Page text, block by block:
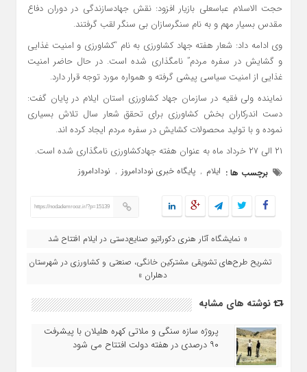
حجت الاسلام عباسعلی بازیار افزود: نقش جهادسازندگی در دوران دفاع
مقدس بسیار مهم و به نام سنگرسازان بی سنگر لقب گرفتند.
وی ادامه داد: شعار هفته جهاد کشاورزی به نام “کشاورزی و امنیت غذایی
و گشایش در سفره مردم” نامگذاری شده است. در حال حاضر امنیت
غذایی از امنیت سیاسی پیشی گرفته و همواره مورد توجه قرار دارد.
نماینده ولی فقیه در سازمان جهاد کشاورزی استان ایلام در پایان گفت:
دست اندرکاران بخش کشاورزی برای تحقق شعار سال تلاش بسیاری
نموده و با تولید محصولات کشایش در سفره مردم ایجاد کرده اند.
۲۱ الی ۲۷ خرداد ماه به عنوان هفته جهادکشاورزی نامگذاری شده است.
برچسب ها : ایلام , پایگاه خبری نودادامروز , نودادامروز
https://nodademrooz.ir/?p=15139
« نمایشگاه آثار هنری دکوراتیو صنایع‌دستی در ایلام افتتاح شد
تشریح طرح‌های تشویقی مشترکین خانگی، صنعتی و کشاورزی در شهرستان
دهلران »
نوشته های مشابه
پروژه سازه سنگی و ملاتی کهره هلیلان با پیشرفت
۹۰ درصدی در هفته دولت افتتاح می شود